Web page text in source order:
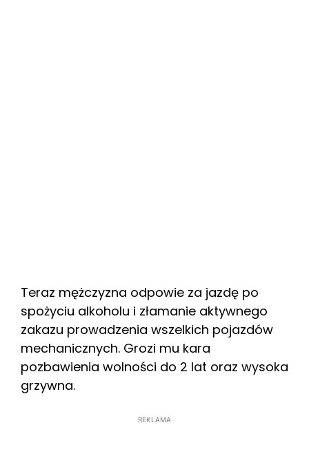
Teraz mężczyzna odpowie za jazdę po
spożyciu alkoholu i złamanie aktywnego
zakazu prowadzenia wszelkich pojazdów
mechanicznych. Grozi mu kara
pozbawienia wolności do 2 lat oraz wysoka
grzywna.
REKLAMA